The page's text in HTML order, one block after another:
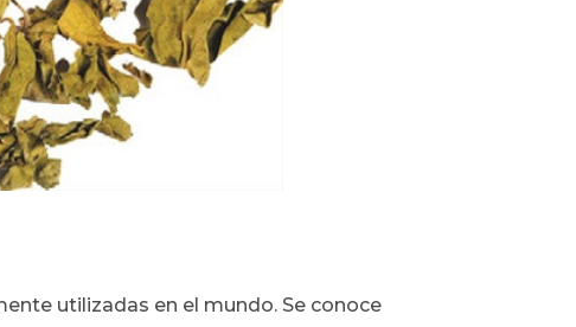
utilizadas en el mundo. Se conoce